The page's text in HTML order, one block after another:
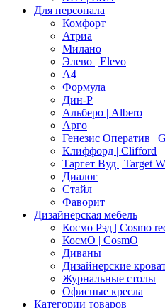
Для персонала
Комфорт
Атриа
Милано
Элево | Elevo
А4
Формула
Дин-Р
Альберо | Albero
Арго
Генезис Оператив |
Клиффорд | Clifford
Таргет Вуд | Target
Диалог
Стайл
Фаворит
Дизайнерская мебель
Космо Рэд | Cosmo
КосмО | CosmO
Диваны
Дизайнерские
Журнальные столы
Офисные кресла
Категории товаров